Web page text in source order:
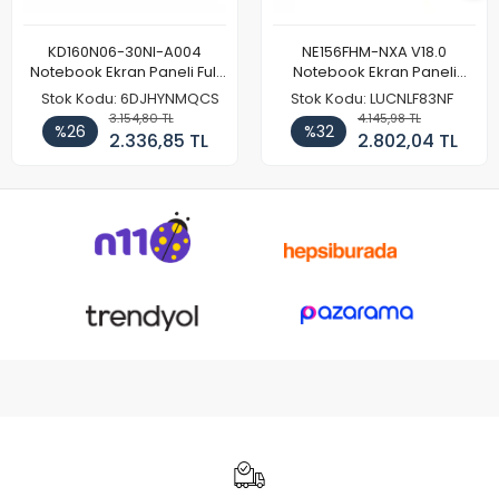
KD160N06-30NI-A004
Notebook Ekran Paneli Full
HD
Stok Kodu: 6DJHYNMQCS
%26
3.154,80 TL
2.336,85 TL
NE156FHM-NXA V18.0
Notebook Ekran Paneli
144Hz
Stok Kodu: LUCNLF83NF
%32
4.145,98 TL
2.802,04 TL